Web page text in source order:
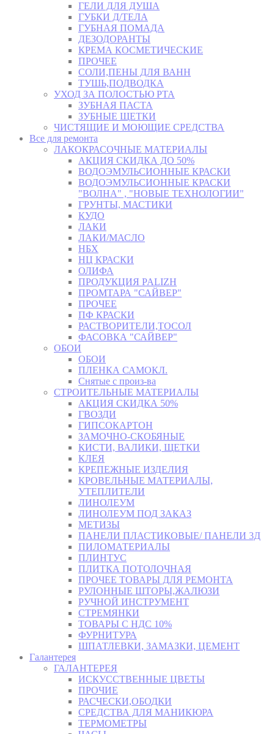
ГЕЛИ ДЛЯ ДУША
ГУБКИ Д/ТЕЛА
ГУБНАЯ ПОМАДА
ДЕЗОДОРАНТЫ
КРЕМА КОСМЕТИЧЕСКИЕ
ПРОЧЕЕ
СОЛИ,ПЕНЫ ДЛЯ ВАНН
ТУШЬ,ПОДВОДКА
УХОД ЗА ПОЛОСТЬЮ РТА
ЗУБНАЯ ПАСТА
ЗУБНЫЕ ЩЕТКИ
ЧИСТЯЩИЕ И МОЮЩИЕ СРЕДСТВА
Все для ремонта
ЛАКОКРАСОЧНЫЕ МАТЕРИАЛЫ
АКЦИЯ СКИДКА ДО 50%
ВОДОЭМУЛЬСИОННЫЕ КРАСКИ
ВОДОЭМУЛЬСИОННЫЕ КРАСКИ
"ВОЛНА" , "НОВЫЕ ТЕХНОЛОГИИ"
ГРУНТЫ, МАСТИКИ
КУДО
ЛАКИ
ЛАКИ/МАСЛО
НБХ
НЦ КРАСКИ
ОЛИФА
ПРОДУКЦИЯ PALIZH
ПРОМТАРА "САЙВЕР"
ПРОЧЕЕ
ПФ КРАСКИ
РАСТВОРИТЕЛИ,ТОСОЛ
ФАСОВКА "САЙВЕР"
ОБОИ
ОБОИ
ПЛЕНКА САМОКЛ.
Снятые с произ-ва
СТРОИТЕЛЬНЫЕ МАТЕРИАЛЫ
АКЦИЯ СКИДКА 50%
ГВОЗДИ
ГИПСОКАРТОН
ЗАМОЧНО-СКОБЯНЫЕ
КИСТИ, ВАЛИКИ, ЩЕТКИ
КЛЕЯ
КРЕПЕЖНЫЕ ИЗДЕЛИЯ
КРОВЕЛЬНЫЕ МАТЕРИАЛЫ,
УТЕПЛИТЕЛИ
ЛИНОЛЕУМ
ЛИНОЛЕУМ ПОД ЗАКАЗ
МЕТИЗЫ
ПАНЕЛИ ПЛАСТИКОВЫЕ/ ПАНЕЛИ 3Д
ПИЛОМАТЕРИАЛЫ
ПЛИНТУС
ПЛИТКА ПОТОЛОЧНАЯ
ПРОЧЕЕ ТОВАРЫ ДЛЯ РЕМОНТА
РУЛОННЫЕ ШТОРЫ,ЖАЛЮЗИ
РУЧНОЙ ИНСТРУМЕНТ
СТРЕМЯНКИ
ТОВАРЫ С НДС 10%
ФУРНИТУРА
ШПАТЛЕВКИ, ЗАМАЗКИ, ЦЕМЕНТ
Галантерея
ГАЛАНТЕРЕЯ
ИСКУССТВЕННЫЕ ЦВЕТЫ
ПРОЧИЕ
РАСЧЕСКИ,ОБОДКИ
СРЕДСТВА ДЛЯ МАНИКЮРА
ТЕРМОМЕТРЫ